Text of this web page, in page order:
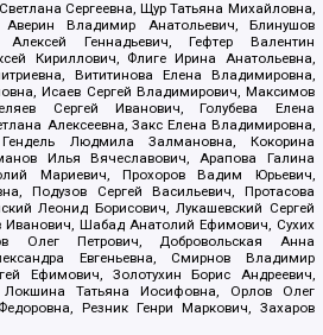
Сергеевна, Щур Татьяна Михайловна,
Владимир Анатольевич, Блинушов
Геннадьевич, Гефтер Валентин
Кириллович, Флиге Ирина Анатольевна,
Вититинова Елена Владимировна,
Исаев Сергей Владимирович, Максимов
Сергей Иванович, Голубева Елена
Алексеевна, Закс Елена Владимировна,
Людмила Залмановна, Кокорина
Илья Вячеславович, Арапова Галина
Мариевич, Прохоров Вадим Юрьевич,
Подузов Сергей Васильевич, Протасова
Леонид Борисович, Лукашевский Сергей
Шабад Анатолий Ефимович, Сухих
Олег Петрович, Добровольская Анна
Евгеньевна, Смирнов Владимир
Ефимович, Золотухин Борис Андреевич,
Татьяна Иосифовна, Орлов Олег
Резник Генри Маркович, Захаров